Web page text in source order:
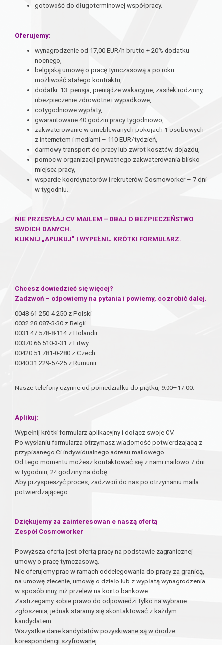
gotowość do długoterminowej współpracy.
Oferujemy:
wynagrodzenie od 17,00 EUR/h brutto + 20% dodatku
nocnego,
belgijską umowę o pracę tymczasową a po roku
możliwość stałego kontraktu,
dodatki: 13. pensja, pieniądze wakacyjne, zasiłek rodzinny,
ubezpieczenie zdrowotne i wypadkowe,
cotygodniowe wypłaty,
gwarantowane 40 godzin pracy tygodniowo,
zakwaterowanie w umeblowanych pokojach 1-osobowych
z internetem i mediami – 110 EUR/tydzień,
darmowy transport do pracy lub zwrot kosztów dojazdu,
pomoc w organizacji prywatnego zakwaterowania blisko
miejsca pracy,
wsparcie koordynatorów i rekruterów Cosmoworker – 7 dni
w tygodniu.
NIE PRZESYŁAJ CV MAILEM – DBAJ O BEZPIECZEŃSTWO
SWOICH DANYCH.
KLIKNIJ „APLIKUJ” I WYPEŁNIJ KRÓTKI FORMULARZ.
------------------------------------------------
Chcesz dowiedzieć się więcej?
Zadzwoń – odpowiemy na pytania i powiemy, co zrobić dalej.
0048 61 250-4-250 z Polski
0032 28 087-3-30 z Belgii
0031 47 578-8-114 z Holandii
00370 66 510-3-31 z Litwy
00420 51 781-0-280 z Czech
0040 31 229-57-25 z Rumunii
Nasze telefony czynne od poniedziałku do piątku, 9:00–17:00.
Aplikuj:
Wypełnij krótki formularz aplikacyjny i dołącz swoje CV.
Po wysłaniu formularza otrzymasz wiadomość potwierdzającą z
przypisanego Ci indywidualnego adresu mailowego.
Od tego momentu możesz kontaktować się z nami mailowo 7 dni
w tygodniu, 24 godziny na dobę.
Aby przyspieszyć proces, zadzwoń do nas po otrzymaniu maila
potwierdzającego.
Dziękujemy za zainteresowanie naszą ofertą
Zespół Cosmoworker
Powyższa oferta jest ofertą pracy na podstawie zagranicznej
umowy o pracę tymczasową.
Nie oferujemy prac w ramach oddelegowania do pracy za granicą,
na umowę zlecenie, umowę o dzieło lub z wypłatą wynagrodzenia
w sposób inny, niż przelew na konto bankowe.
Zastrzegamy sobie prawo do odpowiedzi tylko na wybrane
zgłoszenia, jednak staramy się skontaktować z każdym
kandydatem.
Wszystkie dane kandydatów pozyskiwane są w drodze
korespondencji szyfrowanej.